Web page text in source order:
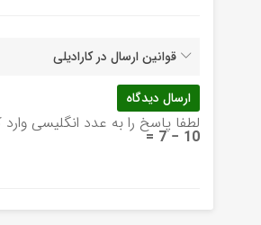
قوانین ارسال در کارادیلی
لطفا پاسخ را به عدد انگلیسی وارد
10 − 7 =